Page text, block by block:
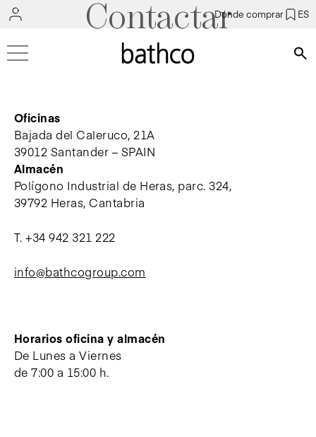
Dónde comprar ES
Contactar
Oficinas
Bajada del Caleruco, 21A
39012 Santander – SPAIN
Horarios oficina y almacén
De Lunes a Viernes
de 7:00 a 15:00 h.
Almacén
Polígono Industrial de Heras, parc. 324,
39792 Heras, Cantabria
T.+34 942 321 222
info@bathcogroup.com